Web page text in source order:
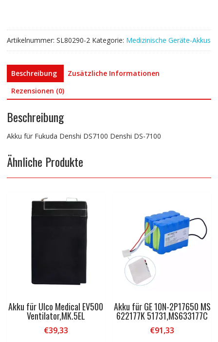
Artikelnummer: SL80290-2 Kategorie: Medizinische Geräte-Akkus
Beschreibung
Zusätzliche Informationen
Rezensionen (0)
Beschreibung
Akku für Fukuda Denshi DS7100 Denshi DS-7100
Ähnliche Produkte
Akku für Ulco Medical EV500
Ventilator,MK.5EL
€39,33
Akku für GE 10N-2P17650 MS
622177K 51731,MS633177C
€91,33